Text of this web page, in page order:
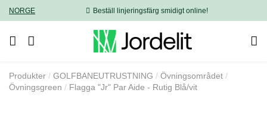
NORGE Beställ linjeringsfärg smidigt online!
Produkter GOLFBANEUTRUSTNING
Övningsområdet
Övningsgreen
Flagga "Jr" Par Aide - Rutig Blå/vit